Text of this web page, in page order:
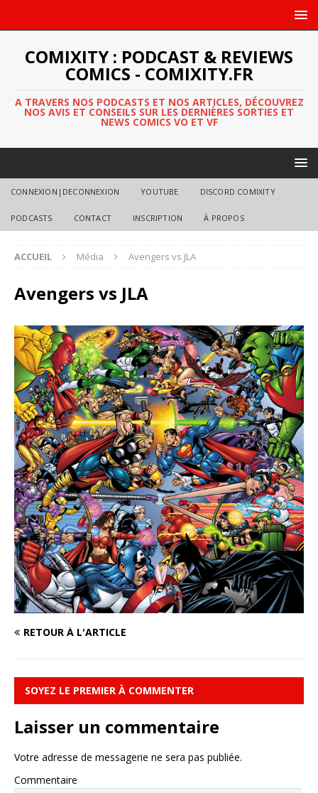
COMIXITY : PODCAST & REVIEWS
COMICS - COMIXITY.FR
A TRAVERS NOS PODCASTS ET NOS ARTICLES, DÉCOUVREZ
NOS AVIS ET CONSEILS SUR LES DERNIÈRES SORTIES ET
NEWS COMICS VO ET VF
CONNEXION|DECONNEXION YOUTUBE DISCORD COMIXITY
PODCASTS CONTACT INSCRIPTION À PROPOS
ACCUEIL Média Avengers vs JLA
Avengers vs JLA
RETOUR À L'ARTICLE
SOYEZ LE PREMIER À COMMENTER
Laisser un commentaire
Votre adresse de messagerie ne sera pas publiée.
Commentaire